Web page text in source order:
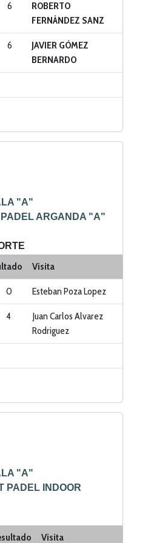
6
ROBERTO
FERNÁNDEZ SANZ
6
JAVIER GÓMEZ
BERNARDO
"A"
ARGANDA "A"
Visita
0 Esteban Poza Lopez
4
Juan Carlos Alvarez
Rodriguez
"A"
PADEL INDOOR
Visita